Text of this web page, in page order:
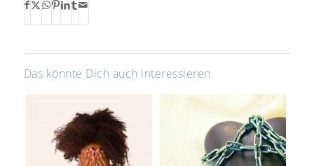
Das könnte Dich auch interessieren